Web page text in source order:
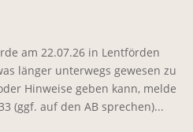
am 22.07.26 in Lentförden
länger unterwegs gewesen zu
Hinweise geben kann, melde
(ggf. auf den AB sprechen)...